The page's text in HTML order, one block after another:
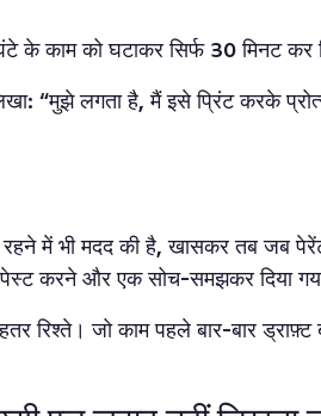
के काम को घटाकर सिर्फ 30 मिनट कर
“मुझे लगता है, मैं इसे प्रिंट करके
में भी मदद की है, खासकर तब जब
करने और एक सोच-समझकर दिया
जो काम पहले बार-बार ड्राफ़्ट